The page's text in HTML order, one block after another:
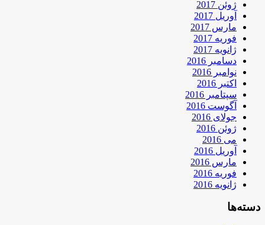
ژوئن 2017
آوریل 2017
مارس 2017
فوریه 2017
ژانویه 2017
دسامبر 2016
نوامبر 2016
اکتبر 2016
سپتامبر 2016
آگوست 2016
جولای 2016
ژوئن 2016
می 2016
آوریل 2016
مارس 2016
فوریه 2016
ژانویه 2016
دسته‌ها